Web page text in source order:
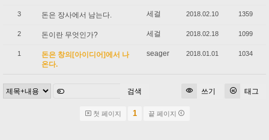
3 돈은 장사에서 남는다. 세걸 2018.02.10 1359
2 돈이란 무엇인가? 세걸 2018.02.18 1099
1
돈은 창의[아이디어]에서 나
온다.
seager 2018.01.01 1034
쓰기 태그
검색
첫 페이지 1 끝 페이지